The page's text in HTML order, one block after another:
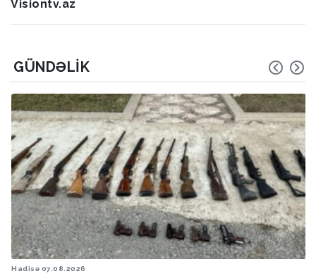
Visiontv.az
GÜNDƏLIK
Hadisə 07.08.2026